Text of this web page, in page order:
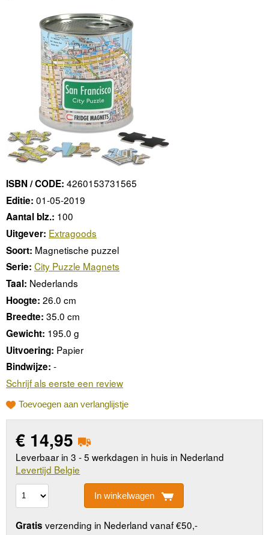
ISBN / CODE: 4260153731565
Editie: 01-05-2019
Aantal blz.: 100
Uitgever: Extragoods
Soort: Magnetische puzzel
Serie: City Puzzle Magnets
Taal: Nederlands
Hoogte: 26.0 cm
Breedte: 35.0 cm
Gewicht: 195.0 g
Uitvoering: Papier
Bindwijze: -
Schrijf als eerste een review
Toevoegen aan verlanglijstje
€ 14,95
Leverbaar in 3 - 5 werkdagen in huis in Nederland
Levertijd Belgie
In winkelwagen
Gratis verzending in Nederland vanaf €50,-